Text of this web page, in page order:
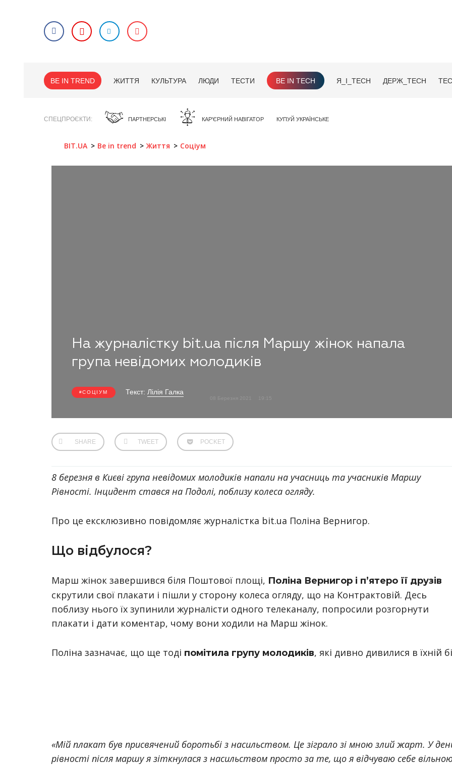
BE IN TREND ЖИТТЯ КУЛЬТУРА ЛЮДИ ТЕСТИ BE IN TECH Я_І_TECH ДЕРЖ_TECH
СПЕЦПРОЄКТИ ПАРТНЕРСЬКІ КАР'ЄРНИЙ НАВІГАТОР КУПУЙ УКРАЇНСЬКЕ
BIT.UA Be in trend Життя Соціум
На журналістку bit.ua після Маршу жінок напала
група невідомих молодиків
СОЦІУМ Текст: Лілія Галка
08 Березня 2021 19:15
SHARE TWEET POCKET
8 березня в Києві група невідомих молодиків напали на учасниць та учасників Маршу
Рівності. Інцидент стався на Подолі, поблизу колеса огляду.
Про це ексклюзивно повідомляє журналістка bit.ua Поліна Вернигор.
Що відбулося?
Марш жінок завершився біля Поштової площі, Поліна Вернигор і п’ятеро її друзів
скрутили свої плакати і пішли у сторону колеса огляду, що на Контрактовій. Десь
поблизу нього їх зупинили журналісти одного телеканалу, попросили розгорнути
плакати і дати коментар, чому вони ходили на Марш жінок.
Поліна зазначає, що ще тоді помітила групу молодиків, які дивно дивилися в їхній
«Мій плакат був присвячений боротьбі з насильством. Це зіграло зі мною злий жарт. У
рівності після маршу я зіткнулася з насильством просто за те, що я відчуваю себе